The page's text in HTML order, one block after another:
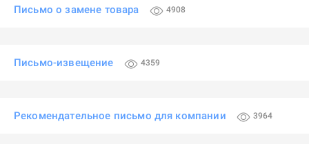
Письмо о замене товара 4908
Письмо-извещение 4359
Рекомендательное письмо для компании 3964